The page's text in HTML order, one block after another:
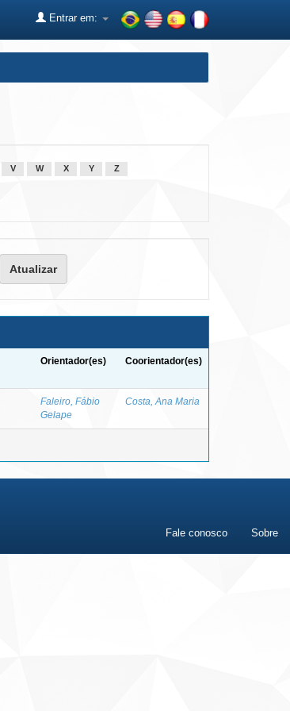
Entrar em:
V W X Y Z
Orientador(es) Coorientador(es)
Faleiro, Fábio
Gelape
Costa, Ana Maria
Fale conosco Sobre